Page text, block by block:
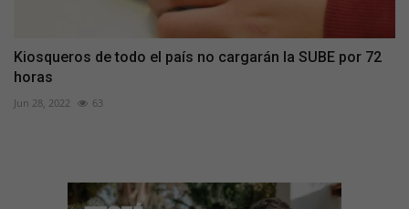
Kiosqueros de todo el país no cargarán la SUBE por 72
horas
Jun 28, 2022 63